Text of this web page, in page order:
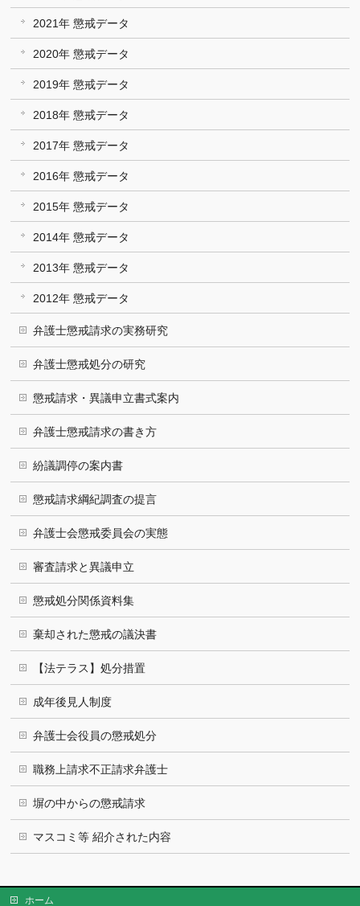
2021年 懲戒データ
2020年 懲戒データ
2019年 懲戒データ
2018年 懲戒データ
2017年 懲戒データ
2016年 懲戒データ
2015年 懲戒データ
2014年 懲戒データ
2013年 懲戒データ
2012年 懲戒データ
弁護士懲戒請求の実務研究
弁護士懲戒処分の研究
懲戒請求・異議申立書式案内
弁護士懲戒請求の書き方
紛議調停の案内書
懲戒請求綱紀調査の提言
弁護士会懲戒委員会の実態
審査請求と異議申立
懲戒処分関係資料集
棄却された懲戒の議決書
【法テラス】処分措置
成年後見人制度
弁護士会役員の懲戒処分
職務上請求不正請求弁護士
塀の中からの懲戒請求
マスコミ等 紹介された内容
ホーム